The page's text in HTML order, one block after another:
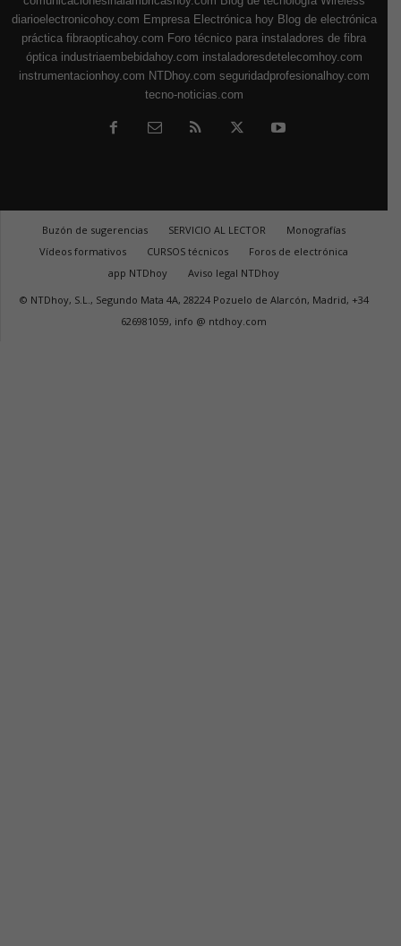
diarioelectronicohoy.com Empresa Electrónica hoy Blog de electrónica
práctica fibraopticahoy.com Foro técnico para instaladores de fibra
óptica industriaembebidahoy.com instaladoresdetelecomhoy.com
instrumentacionhoy.com NTDhoy.com seguridadprofesionalhoy.com
tecno-noticias.com
Buzón de sugerencias SERVICIO AL LECTOR
Monografías
Vídeos formativos
CURSOS técnicos
Foros de electrónica
app NTDhoy
Aviso legal NTDhoy
© NTDhoy, S.L., Segundo Mata 4A, 28224 Pozuelo de Alarcón, Madrid, +34
626981059, info @ ntdhoy.com